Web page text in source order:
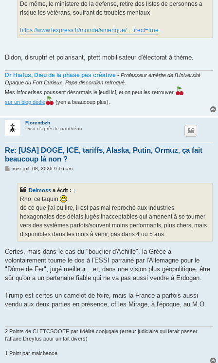
De même, le ministere de la defense, retire des listes de personnes a
risque les vétérans, soufrant de troubles mentaux
https://www.lexpress.fr/monde/amerique/ ... irect=true
Didon, disruptif et polarisant, ptett mobilisateur d'électorat à thème.
Dr Hiatus, Dieu de la phase pas créative - Professeur émérite de l'Université
Opaque du Fort Curieux, Pape discordien refroqué.
Mes infocerises poussent désormais le jeudi ici, et on peut les retrouver
sur un blog dédié
(yen a beaucoup plus).
Florentbzh
Dieu d'après le panthéon
Re: [USA] DOGE, ICE, tariffs, Alaska, Putin, Ormuz, ça fait
beaucoup là non ?
Mmer. juil. 08, 2026 9:16 am
Deimoss a écrit : ↑
Rho, ce taquin
de ce que j'ai pu lire, il est pas mal reproché aux industries
hexagonales des délais jugés inacceptables qui amènent à se tourner
vers des systèmes parfois/souvent moins performants, plus chers, mais
disponibles dans les mois à venir, pas dans 4 ou 5 ans.
Certes, mais dans le cas du "bouclier d'Achille", la Grèce a
volontairement tourné le dos à l'ESSI parrainé par l'Allemagne pour le
"Dôme de Fer", jugé meilleur....et, dans une vision plus géopolitique, être
sûr qu'on a un partenaire fiable qui ne va pas aussi vendre à Erdogan.
Trump est certes un camelot de foire, mais la France a parfois aussi
vendu aux deux parties en présence, cf les Mirage, à l'époque, au M.O.
2 Points de CLETCSOOEF par fidélité conjugale (erreur judiciaire qui ferait passer
l'affaire Dreyfus pour un fait divers)
1 Point par malchance